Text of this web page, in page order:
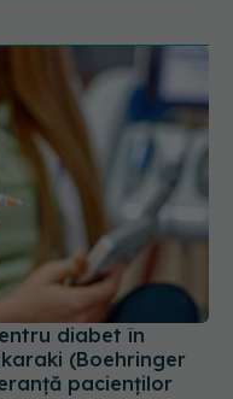
(Boehringer
pacienților